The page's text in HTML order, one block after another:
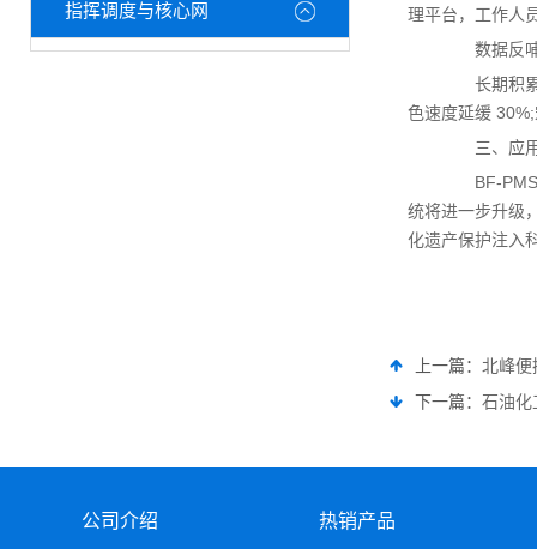
指挥调度与核心网
理平台，工作人
数据反哺
长期积累
色速度延缓
三、应用
BF-
统将进一步升级
化遗产保护注入
上一篇： 北峰
下一篇： 石油化
公司介绍 热销产品